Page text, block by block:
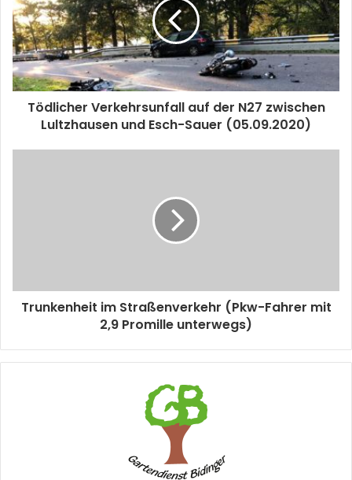
Tödlicher Verkehrsunfall auf der N27 zwischen
Lultzhausen und Esch-Sauer (05.09.2020)
Trunkenheit im Straßenverkehr (Pkw-Fahrer mit
2,9 Promille unterwegs)